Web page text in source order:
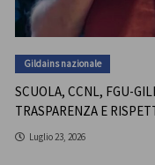
Gildains nazionale
SCUOLA, CCNL, FGU-
TRASPARENZA E
Luglio 23, 2026